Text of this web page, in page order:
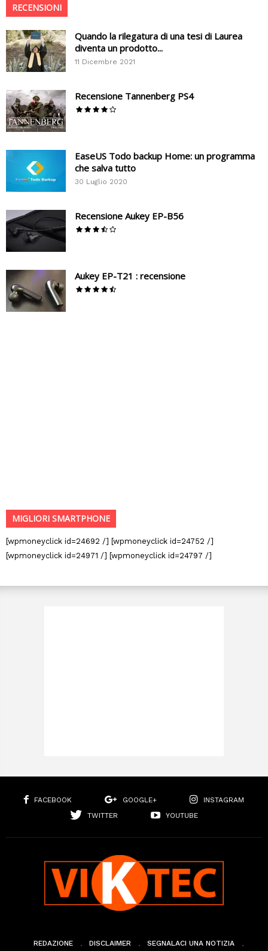
RECENSIONI
Quando la rilegatura di una tesi di Laurea
diventa un prodotto...
11 Dicembre 2021
Recensione Tannenberg PS4
EaseUS Todo backup Home: un programma
che salva tutto
30 Luglio 2020
Recensione Aukey EP-B56
Aukey EP-T21 : recensione
MIGLIORI SMARTPHONE
[wpmoneyclick id=24692 /] [wpmoneyclick id=24752 /]
[wpmoneyclick id=24971 /] [wpmoneyclick id=24797 /]
FACEBOOK GOOGLE+
INSTAGRAM
TWITTER
YOUTUBE
REDAZIONE DISCLAIMER SEGNALACI UNA NOTIZIA